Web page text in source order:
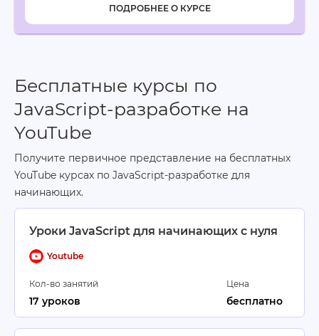
ПОДРОБНЕЕ О КУРСЕ
Бесплатные курсы по
JavaScript-разработке на
YouTube
Получите первичное представление на бесплатных
YouTube курсах по JavaScript-разработке для
начинающих.
Уроки JavaScript для начинающих с нуля
Youtube
Кол-во занятий
17 уроков
Цена
бесплатно